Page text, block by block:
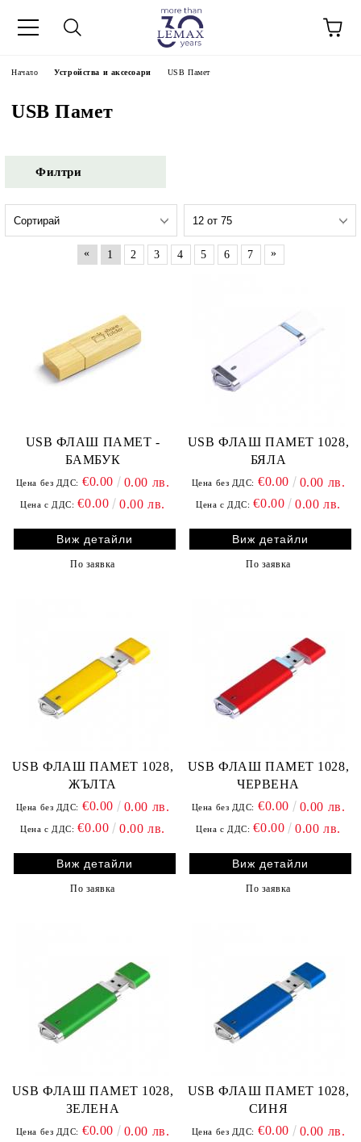
Начало Устройства и аксесоари USB Памет
USB Памет
Филтри
« 1 2 3 4 5 6 7 »
USB ФЛАШ ПАМЕТ -
БАМБУК
Цена без ДДС: €0.00 0.00 лв.
Цена с ДДС: €0.00 0.00 лв.
Виж детайли
По заявка
USB ФЛАШ ПАМЕТ 1028,
БЯЛА
Цена без ДДС: €0.00 0.00 лв.
Цена с ДДС: €0.00 0.00 лв.
Виж детайли
По заявка
USB ФЛАШ ПАМЕТ 1028,
ЖЪЛТА
Цена без ДДС: €0.00 0.00 лв.
Цена с ДДС: €0.00 0.00 лв.
Виж детайли
По заявка
USB ФЛАШ ПАМЕТ 1028,
ЧЕРВЕНА
Цена без ДДС: €0.00 0.00 лв.
Цена с ДДС: €0.00 0.00 лв.
Виж детайли
По заявка
USB ФЛАШ ПАМЕТ 1028,
ЗЕЛЕНА
Цена без ДДС: €0.00 0.00 лв.
USB ФЛАШ ПАМЕТ 1028,
СИНЯ
Цена без ДДС: €0.00 0.00 лв.